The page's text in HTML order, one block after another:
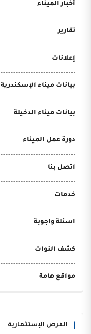
أخبار الميناء
تقارير
إعلانات
بيانات ميناء الإسكندرية
بيانات ميناء الدخيلة
دورة عمل الميناء
اتصل بنا
خدمات
اسئلة واجوبة
كشف النوات
مواقع هامة
الفرص الإستثمارية